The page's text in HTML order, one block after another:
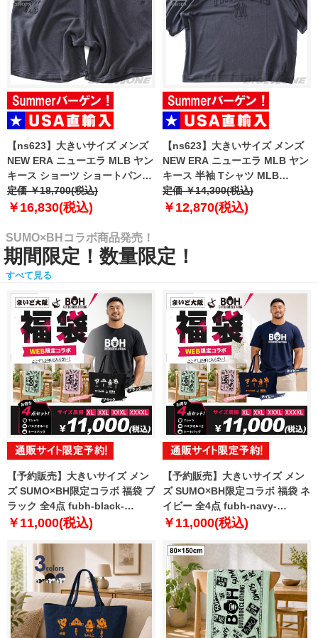
【ns623】大きいサイズ メンズ
NEW ERA ニューエラ MLB ヤン
キース ショーツ ショートパンツ
ハーフパンツ MLB WASHED
NEW YORK YANKEES T-SHIRT
定価 ￥18,700(税込)
￥16,830(税込)
【ns623】大きいサイズ メンズ
NEW ERA ニューエラ MLB ヤン
キース 半袖 Tシャツ MLB
WASHED NEW YORK YANKEES
T-SHIRT USA直輸入 60771645
定価 ￥14,300(税込)
￥12,870(税込)
SUMO×BHコラボ商品発売！
期間限定！数量限定！
すべて見る
【予約販売】大きいサイズ メン
ズ SUMO×BH限定コラボ 福袋 ブ
ラック 全4点 fubh-black-
sumo999-b【10月下旬発送予
￥11,000(税込)
【予約販売】大きいサイズ メン
ズ SUMO×BH限定コラボ 福袋 ネ
イビー 全4点 fubh-navy-
sumo999-b【10月下旬発送予
￥11,000(税込)